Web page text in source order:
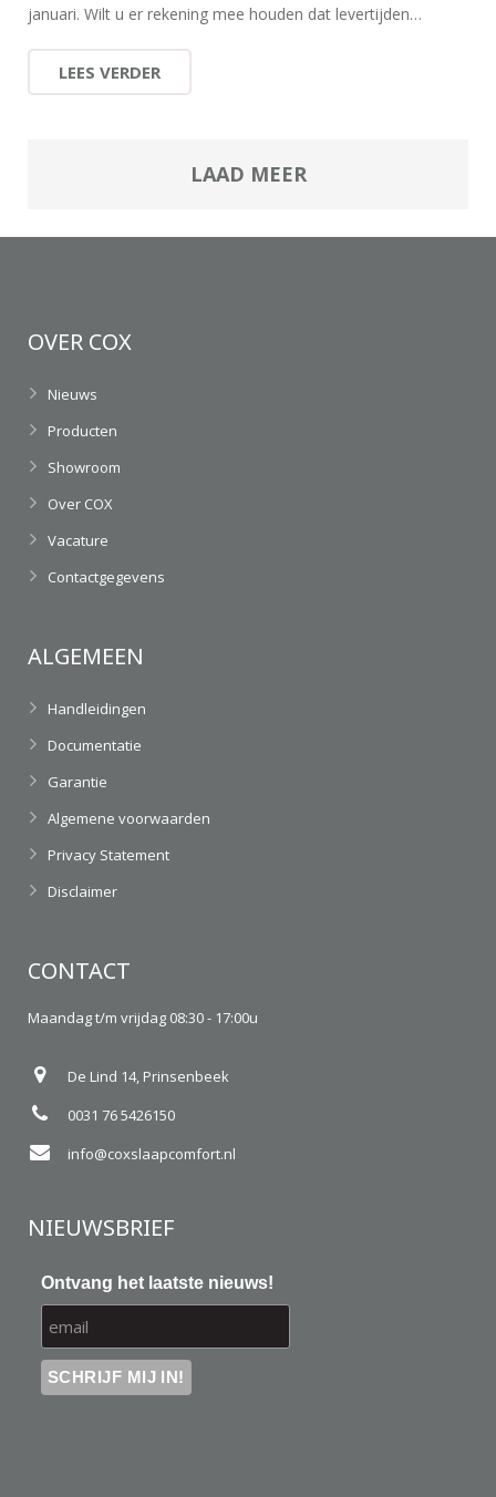
januari. Wilt u er rekening mee houden dat levertijden…
LEES VERDER
LAAD MEER
OVER COX
Nieuws
Producten
Showroom
Over COX
Vacature
Contactgegevens
ALGEMEEN
Handleidingen
Documentatie
Garantie
Algemene voorwaarden
Privacy Statement
Disclaimer
CONTACT
Maandag t/m vrijdag 08:30 - 17:00u
De Lind 14, Prinsenbeek
0031 76 5426150
info@coxslaapcomfort.nl
NIEUWSBRIEF
Ontvang het laatste nieuws!